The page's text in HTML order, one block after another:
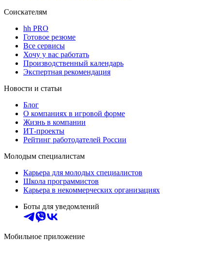
Соискателям
hh PRO
Готовое резюме
Все сервисы
Хочу у вас работать
Производственный календарь
Экспертная рекомендация
Новости и статьи
Блог
О компаниях в игровой форме
Жизнь в компании
ИТ-проекты
Рейтинг работодателей России
Молодым специалистам
Карьера для молодых специалистов
Школа программистов
Карьера в некоммерческих организациях
Боты для уведомлений
Мобильное приложение